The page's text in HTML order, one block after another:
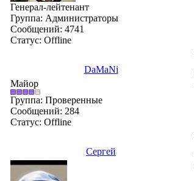
Генерал-лейтенант
Группа: Администраторы
Сообщений: 4741
Статус: Offline
DaMaNi
Майор
Группа: Проверенные
Сообщений: 284
Статус: Offline
Сергей